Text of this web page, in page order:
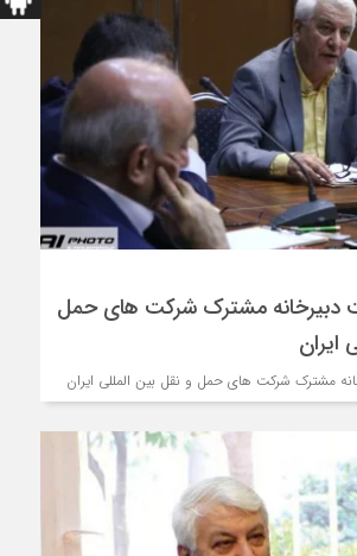
دبیرخانه مشترک شرکت های حمل
ایران
مشترک شرکت های حمل و نقل بین المللی ایران